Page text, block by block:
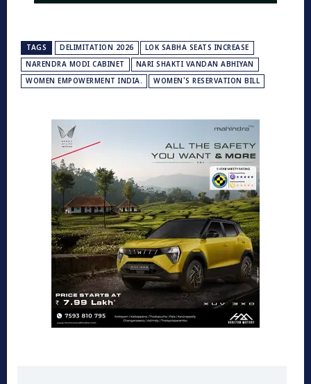
TAGS DELIMITATION 2026
LOK SABHA SEATS INCREASE
NARENDRA MODI CABINET
NARI SHAKTI VANDAN ABHIYAN
WOMEN EMPOWERMENT INDIA.
WOMEN'S RESERVATION BILL